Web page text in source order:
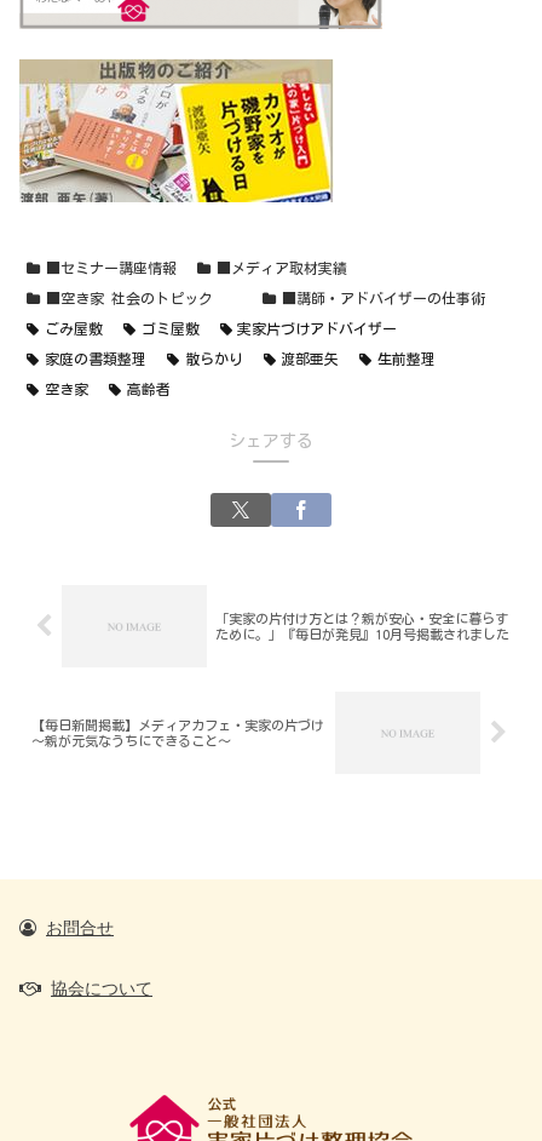
■セミナー講座情報 ■メディア取材実績
■空き家 社会のトピック ■講師・アドバイザーの仕事術
ごみ屋敷 ゴミ屋敷 実家片づけアドバイザー
家庭の書類整理 散らかり 渡部亜矢 生前整理
空き家 高齢者
シェアする
「実家の片付け方とは？親が安心・安全に暮らす
ために。」『毎日が発見』10月号掲載されました
【毎日新聞掲載】メディアカフェ・実家の片づけ
～親が元気なうちにできること～
お問合せ
協会について